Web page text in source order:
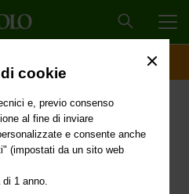
cookie
e, previo consenso
al fine di inviare
e consente anche
(impostati da un sito web
di 1 anno.
urgenti di
civile in
degli